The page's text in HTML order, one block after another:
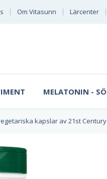
Om Vitasunn Lärcenter
MELATONIN -
kapslar av 21st Century